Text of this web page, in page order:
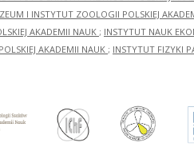
I INSTYTUT ZOOLOGII POLSKIEJ
AKADEMII NAUK ; INSTYTUT NAUK
AKADEMII NAUK ; INSTYTUT FIZYKI